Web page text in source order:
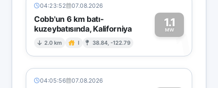
04:23:52 07.08.2026
Cobb'un 6 km batı-
kuzeybatısında, Kaliforniya
2.0 km I 38.84, -122.79
1.1
MW1
04:05:56 07.08.2026